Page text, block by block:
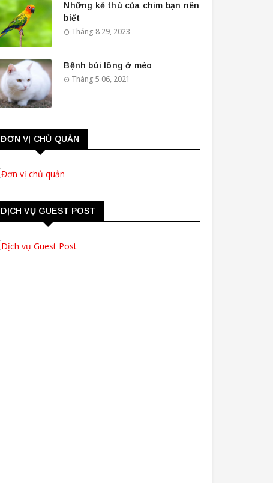
Những kẻ thù của chim bạn nên
biết
Tháng 8 29, 2023
Bệnh búi lông ở mèo
Tháng 5 06, 2021
ĐƠN VỊ CHỦ QUẢN
DỊCH VỤ GUEST POST